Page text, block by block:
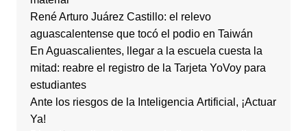
René Arturo Juárez Castillo: el relevo
aguascalentense que tocó el podio en Taiwán
En Aguascalientes, llegar a la escuela cuesta la
mitad: reabre el registro de la Tarjeta YoVoy para
estudiantes
Ante los riesgos de la Inteligencia Artificial, ¡Actuar
Ya!